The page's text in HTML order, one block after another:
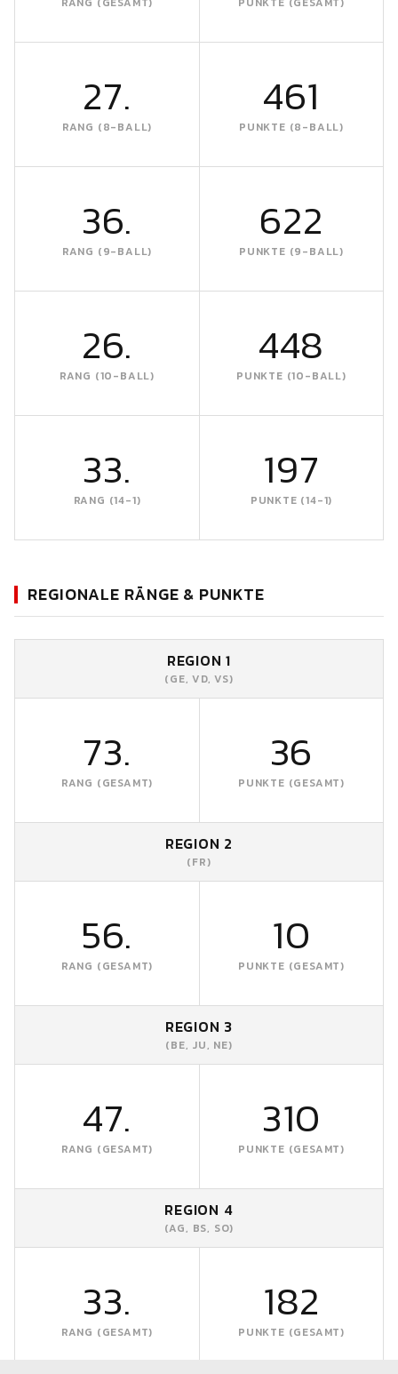
27.
RANG (8-BALL)
461
PUNKTE (8-BALL)
36.
RANG (9-BALL)
622
PUNKTE (9-BALL)
26.
RANG (10-BALL)
448
PUNKTE (10-BALL)
33.
RANG (14-1)
197
PUNKTE (14-1)
REGIONALE RÄNGE & PUNKTE
REGION 1
(GE, VD, VS)
73.
RANG (GESAMT)
36
PUNKTE (GESAMT)
REGION 2
(FR)
56.
RANG (GESAMT)
10
PUNKTE (GESAMT)
REGION 3
(BE, JU, NE)
47.
RANG (GESAMT)
310
PUNKTE (GESAMT)
REGION 4
(AG, BS, SO)
33.
RANG (GESAMT)
182
PUNKTE (GESAMT)